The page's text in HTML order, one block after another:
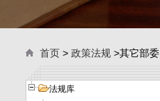
首页> 政策法规>其它部委
法规库